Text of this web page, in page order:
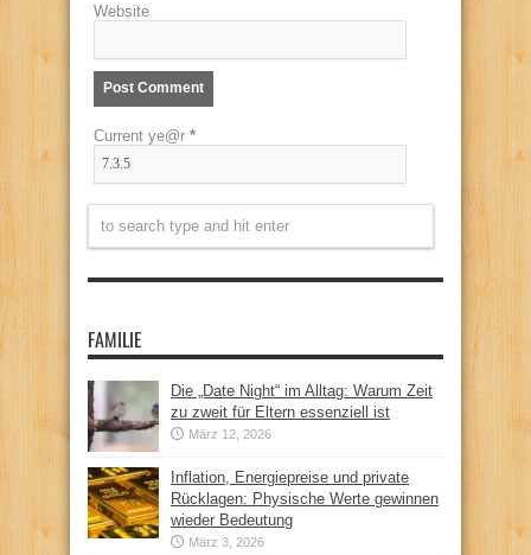
Website
Current ye@r *
FAMILIE
Die „Date Night“ im Alltag: Warum Zeit
zu zweit für Eltern essenziell ist
März 12, 2026
Inflation, Energiepreise und private
Rücklagen: Physische Werte gewinnen
wieder Bedeutung
März 3, 2026